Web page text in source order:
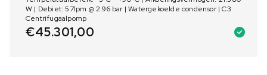
W | Debiet: 57lpm @ 2.96 bar | Watergekoelde condensor | C3
Centrifugaalpomp
€45.301,00